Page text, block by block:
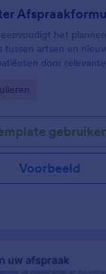
het
tussen artsen en
door
Voorbeeld